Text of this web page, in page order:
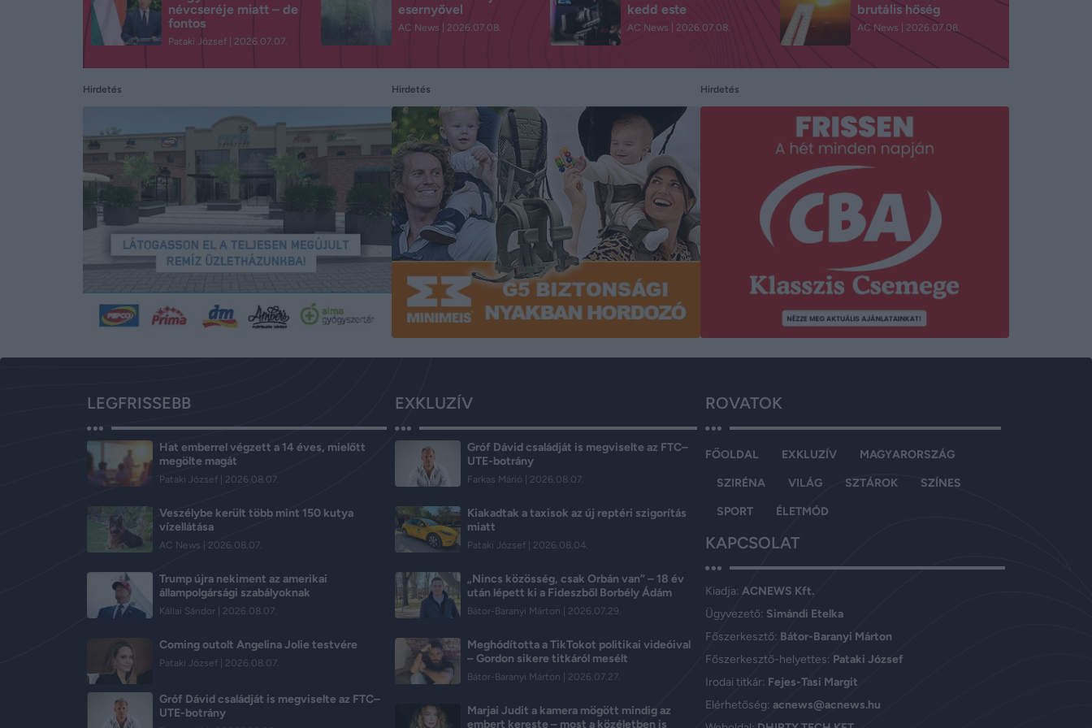
névcseréje miatt – de
fontos
Pataki József 2026.07.07.
esernyővel
AC News 2026.07.08.
kedd este
AC News 2026.07.08.
brutális hőség
AC News 2026.07.08.
Hirdetés Hirdetés Hirdetés
LEGFRISSEBB
Hat emberrel végzett a 14 éves, mielőtt
megölte magát
Pataki József 2026.08.07.
Veszélybe került több mint 150 kutya
vízellátása
AC News 2026.08.07.
Trump újra nekiment az amerikai
állampolgársági szabályoknak
Kállai Sándor 2026.08.07.
Coming outolt Angelina Jolie testvére
Pataki József 2026.08.07.
Gróf Dávid családját is megviselte az FTC–
UTE-botrány
EXKLUZÍV
Gróf Dávid családját is megviselte az FTC–
UTE-botrány
Farkas Márió 2026.08.07.
Kiakadtak a taxisok az új reptéri szigorítás
miatt
Pataki József 2026.08.04.
„Nincs közösség, csak Orbán van” – 18 év
után lépett ki a Fideszből Borbély Ádám
Bátor-Baranyi Márton 2026.07.29.
Meghódította a TikTokot politikai videóival
– Gordon sikere titkáról mesélt
Bátor-Baranyi Márton 2026.07.27.
Marjai Judit a kamera mögött mindig az
embert kereste – most a közéletben is
ROVATOK
FŐOLDAL EXKLUZÍV MAGYARORSZÁG
SZIRÉNA VILÁG SZTÁROK SZÍNES
SPORT ÉLETMÓD
KAPCSOLAT
Kiadja:ACNEWS Kft.
Ügyvezető: Simándi Etelka
Főszerkesztő: Bátor-Baranyi Márton
Főszerkesztő-helyettes: Pataki József
Irodai titkár: Fejes-Tasi Margit
Elérhetőség:acnews@acnews.hu